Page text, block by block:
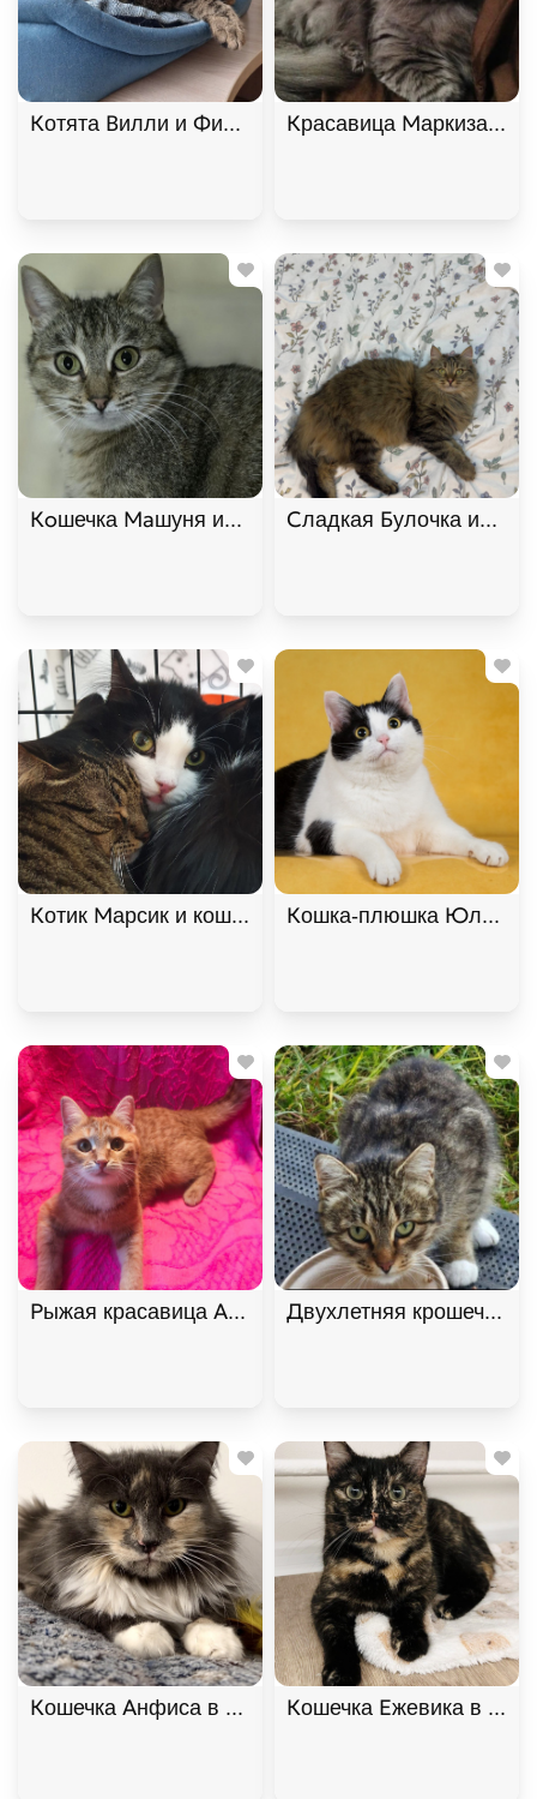
Котята Вилли и Филя ищут дом. В дар!, Табби,
Красавица Маркиза
Кoшечка Maшуня ищет дом. В дар!, Полосатый,
Сладкая Булочка ищет
Котик Марсик и кошечка Фенечка - один дом на
Кошка-плюшка Юла в
Рыжая красавица Афина хочет домой! В дар!,
Двухлетняя крошечная
Кошечка Анфиса в добрые руки, Трёхцветный,
Кошечка Ежевика в